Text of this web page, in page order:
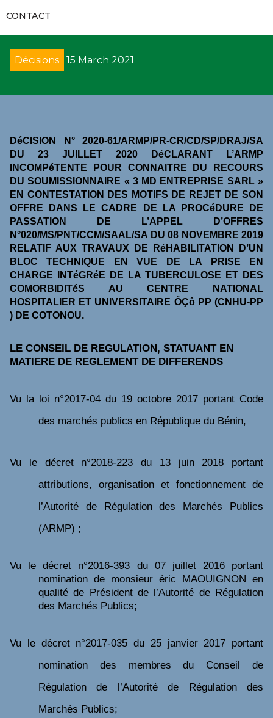
APPELS D’OFFRES
FORMATIONS
CODES DES MARCHÉS PUBLICS
DÉCRETS
ARRÊTÉS
CIRCULAIRES
RECOURS
DÉNONCIATION
ARBITRAGE
REMISE DE PÉNALITÉS
COLLECTE DE DONNÉES
VIDÉOS
CONTACT
REJET DE SON OFFRE DANS LE
CADRE DE LA PROCéDURE DE
Décisions 15 March 2021
DéCISION N° 2020-61/ARMP/PR-CR/CD/SP/DRAJ/SA
DU 23 JUILLET 2020
DéCLARANT L’ARMP
INCOMPéTENTE POUR CONNAITRE
DU RECOURS
DU SOUMISSIONNAIRE « 3 MD ENTREPRISE SARL »
EN CONTESTATION DES MOTIFS DE REJET DE SON
OFFRE DANS LE CADRE DE LA PROCéDURE DE
PASSATION DE L’APPEL D’OFFRES
N°020/MS/PNT/CCM/SAAL/SA DU 08 NOVEMBRE 2019
RELATIF AUX TRAVAUX DE RéHABILITATION D’UN
BLOC TECHNIQUE EN VUE DE LA PRISE EN
CHARGE INTéGRéE DE LA TUBERCULOSE ET DES
COMORBIDITéS AU CENTRE NATIONAL
HOSPITALIER ET UNIVERSITAIRE ÔÇô PP (CNHU-PP
) DE COTONOU.
LE CONSEIL DE REGULATION, STATUANT EN
MATIERE DE REGLEMENT DE DIFFERENDS
Vu la loi n°2017-04 du 19 octobre 2017 portant Code
des marchés publics en République du Bénin,
Vu le décret n°2018-223 du 13 juin 2018 portant
attributions, organisation et fonctionnement de
l’Autorité de Régulation des Marchés Publics
(ARMP) ;
Vu le décret n°2016-393 du 07 juillet 2016 portant
nomination de monsieur éric MAOUIGNON en
qualité de Président de l’Autorité de Régulation
des Marchés Publics;
Vu le décret n°2017-035 du 25 janvier 2017 portant
nomination des membres du Conseil de
Régulation de l’Autorité de Régulation des
Marchés Publics;